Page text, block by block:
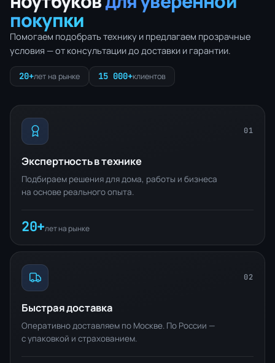
покупки
Помогаем подобрать технику и предлагаем прозрачные
условия — от консультации до доставки и гарантии.
20+лет на рынке 15 000+клиентов
01
Экспертность в технике
Подбираем решения для дома, работы и бизнеса
на основе реального опыта.
20+лет на рынке
02
Быстрая доставка
Оперативно доставляем по Москве. По России —
с упаковкой и страхованием.